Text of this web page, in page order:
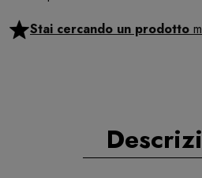
Stai cercando un prodotto